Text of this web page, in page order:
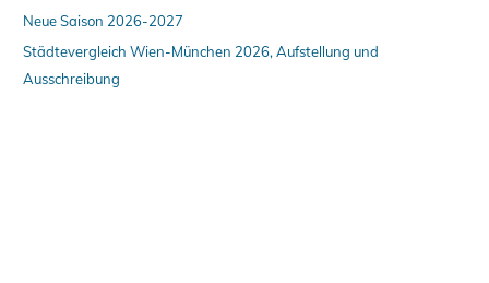
Neue Saison 2026-2027
Städtevergleich Wien-München 2026, Aufstellung und
Ausschreibung